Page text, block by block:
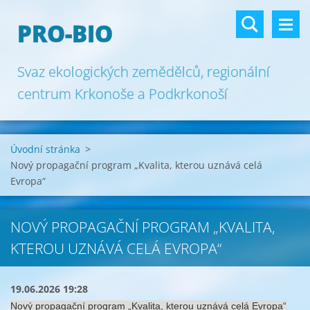
PRO-BIO
Svaz ekologických zemědělců, regionální
centrum Krkonoše a Podkrkonoší
Úvodní stránka >
Nový propagační program „Kvalita, kterou uznává celá
Evropa“
NOVÝ PROPAGAČNÍ PROGRAM „KVALITA,
KTEROU UZNÁVÁ CELÁ EVROPA“
19.06.2026 19:28
Nový propagační program „Kvalita, kterou uznává celá Evropa“